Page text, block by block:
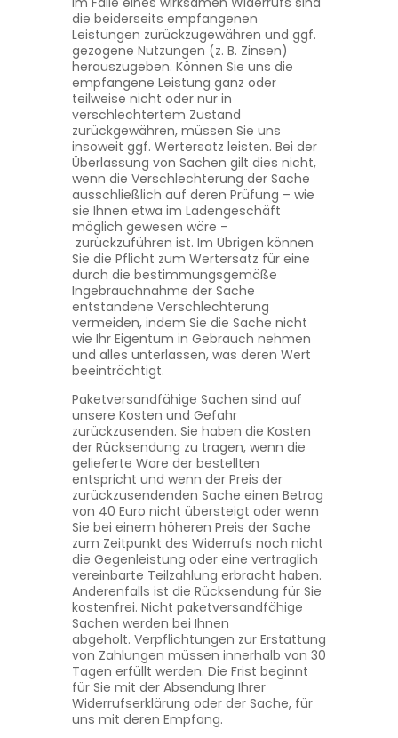
die beiderseits empfangenen
Leistungen zurückzugewähren und ggf.
gezogene Nutzungen (z. B. Zinsen)
herauszugeben. Können Sie uns die
empfangene Leistung ganz oder
teilweise nicht oder nur in
verschlechtertem Zustand
zurückgewähren, müssen Sie uns
insoweit ggf. Wertersatz leisten. Bei der
Überlassung von Sachen gilt dies nicht,
wenn die Verschlechterung der Sache
ausschließlich auf deren Prüfung – wie
sie Ihnen etwa im Ladengeschäft
möglich gewesen wäre –
zurückzuführen ist. Im Übrigen können
Sie die Pflicht zum Wertersatz für eine
durch die bestimmungsgemäße
Ingebrauchnahme der Sache
entstandene Verschlechterung
vermeiden, indem Sie die Sache nicht
wie Ihr Eigentum in Gebrauch nehmen
und alles unterlassen, was deren Wert
beeinträchtigt.
Paketversandfähige Sachen sind auf
unsere Kosten und Gefahr
zurückzusenden. Sie haben die Kosten
der Rücksendung zu tragen, wenn die
gelieferte Ware der bestellten
entspricht und wenn der Preis der
zurückzusendenden Sache einen Betrag
von 40 Euro nicht übersteigt oder wenn
Sie bei einem höheren Preis der Sache
zum Zeitpunkt des Widerrufs noch nicht
die Gegenleistung oder eine vertraglich
vereinbarte Teilzahlung erbracht haben.
Anderenfalls ist die Rücksendung für Sie
kostenfrei. Nicht paketversandfähige
Sachen werden bei Ihnen
abgeholt. Verpflichtungen zur Erstattung
von Zahlungen müssen innerhalb von 30
Tagen erfüllt werden. Die Frist beginnt
für Sie mit der Absendung Ihrer
Widerrufserklärung oder der Sache, für
uns mit deren Empfang.